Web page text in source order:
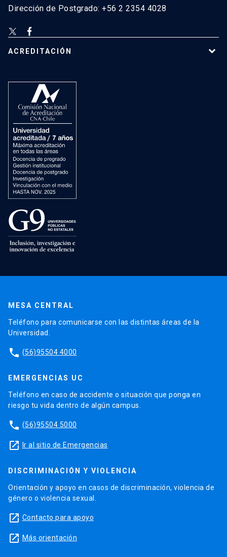
Dirección de Postgrado: +56 2 2354 4028
ACREDITACIÓN
MESA CENTRAL
Teléfono para comunicarse con las distintas áreas de la
Universidad.
phone (56)95504 4000
EMERGENCIAS UC
Teléfono en caso de accidente o situación que ponga en
riesgo tu vida dentro de algún campus.
phone (56)95504 5000
launch Ir al sitio de Emergencias
DISCRIMINACIÓN Y VIOLENCIA
Orientación y apoyo en casos de discriminación, violencia de
género o violencia sexual.
launch Contacto para apoyo
launch Más orientación